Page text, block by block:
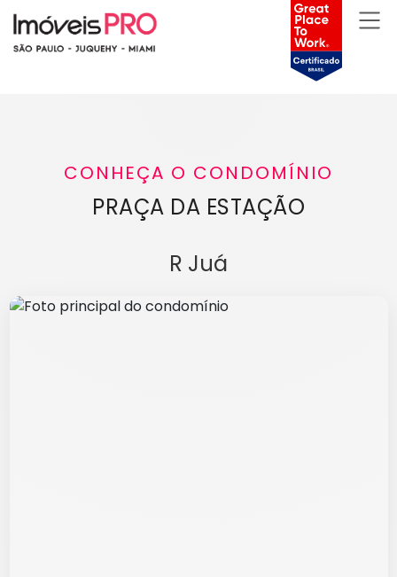
CONHEÇA O CONDOMÍNIO
PRAÇA DA ESTAÇÃO
R Juá